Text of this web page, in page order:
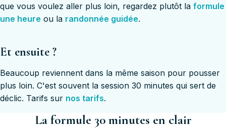
que vous voulez aller plus loin, regardez plutôt la formule
une heure ou la randonnée guidée.
Et ensuite ?
Beaucoup reviennent dans la même saison pour pousser
plus loin. C'est souvent la session 30 minutes qui sert de
déclic. Tarifs sur nos tarifs.
La formule 30 minutes en clair